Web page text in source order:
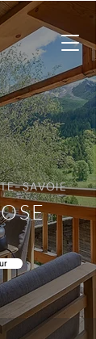
SAVOIE